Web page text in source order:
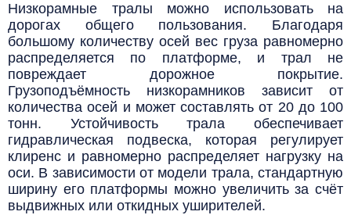
Низкорамные тралы можно использовать на
дорогах общего пользования. Благодаря
большому количеству осей вес груза равномерно
распределяется по платформе, и трал не
повреждает дорожное покрытие.
Грузоподъёмность низкорамников зависит от
количества осей и может составлять от 20 до 100
тонн. Устойчивость трала обеспечивает
гидравлическая подвеска, которая регулирует
клиренс и равномерно распределяет нагрузку на
оси. В зависимости от модели трала, стандартную
ширину его платформы можно увеличить за счёт
выдвижных или откидных уширителей.